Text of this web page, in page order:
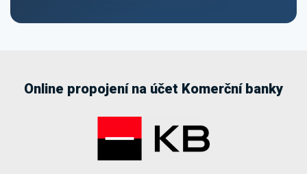
Online propojení na účet Komerční banky